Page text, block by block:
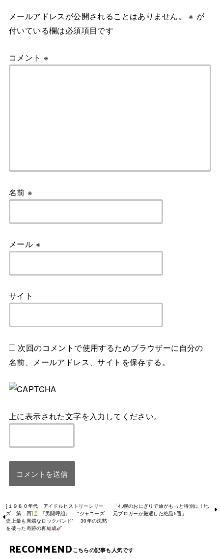
メールアドレスが公開されることはありません。 ※ が
付いている欄は必須項目です
コメント ※
名前※
メール ※
サイト
次回のコメントで使用するためブラウザーに自分の
名前、メールアドレス、サイトを保存する。
上に表示された文字を入力してください。
[１９８０年代 アイドルヒストリーシリー
ズ 第二回]
『男闘呼組』— "ジャニーズ
史上最も異端なロックバンド" 30年の沈黙
を破った奇跡の再結成
「札幌のおにぎりで旅がもっと特別に！地
元ブロガーが厳選した絶品5選」
RECOMMEND